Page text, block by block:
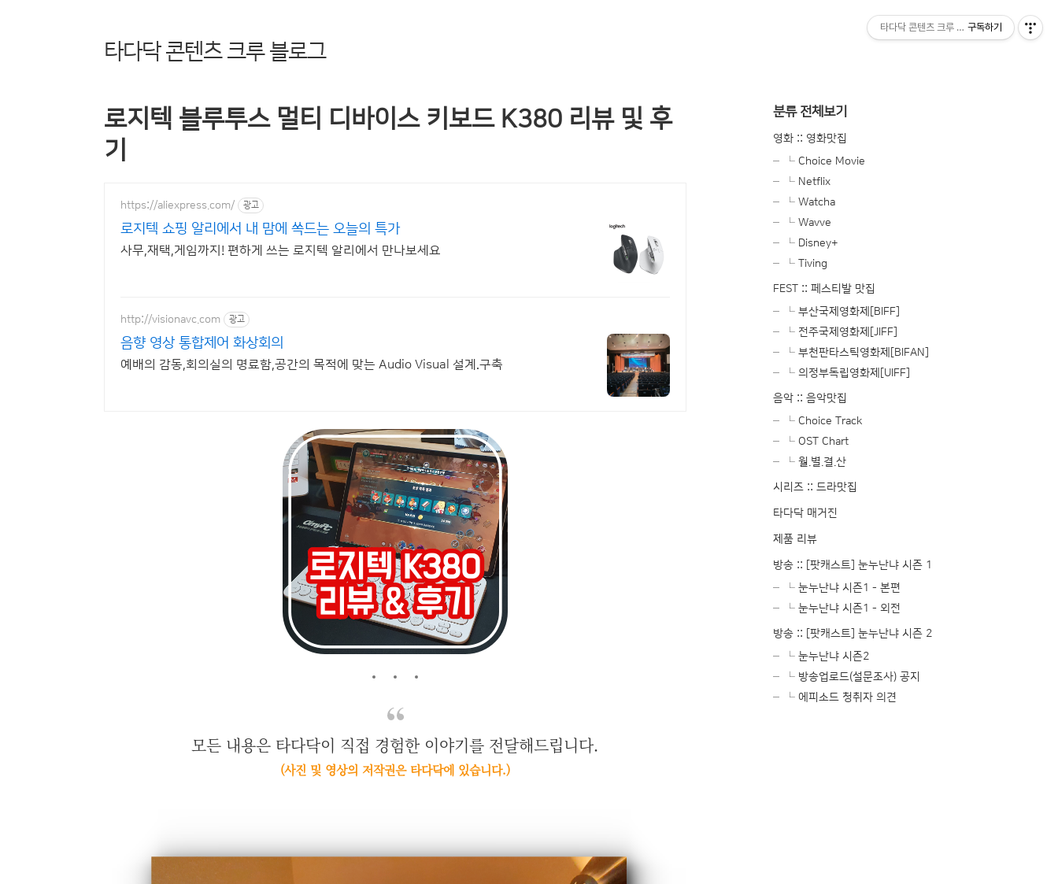
타다닥 콘텐츠 크루 블로그
로지텍 블루투스 멀티 디바이스 키보드 K380 리뷰 및 후
기
https://aliexpress.com/ 광고
로지텍 쇼핑 알리에서 내 맘에 쏙드는 오늘의 특가
사무,재택,게임까지! 편하게 쓰는 로지텍 알리에서 만나보세요
http://visionavc.com 광고
음향 영상 통합제어 화상회의
예배의 감동,회의실의 명료함,공간의 목적에 맞는 Audio Visual 설계.구축
모든 내용은 타다닥이 직접 경험한 이야기를 전달해드립니다.
(사진 및 영상의 저작권은 타다닥에 있습니다.)
분류 전체보기
영화 :: 영화맛집
└ Choice Movie
└ Netflix
└ Watcha
└ Wavve
└ Disney+
└ Tiving
FEST :: 페스티발 맛집
└ 부산국제영화제[BIFF]
└ 전주국제영화제[JIFF]
└ 부천판타스틱영화제[BIFAN]
└ 의정부독립영화제[UIFF]
음악 :: 음악맛집
└ Choice Track
└ OST Chart
└ 월.별.결.산
시리즈 :: 드라맛집
타다닥 매거진
제품 리뷰
방송 :: [팟캐스트] 눈누난냐 시즌 1
└ 눈누난냐 시즌1 - 본편
└ 눈누난냐 시즌1 - 외전
방송 :: [팟캐스트] 눈누난냐 시즌 2
└ 눈누난냐 시즌2
└ 방송업로드(설문조사) 공지
└ 에피소드 청취자 의견
타다닥 콘텐츠 크루 블로그구독하기